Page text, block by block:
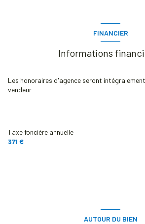
FINANCIER
Informations
Les honoraires d'agence seront
vendeur
Taxe foncière annuelle
371 €
AUTOUR DU BIEN